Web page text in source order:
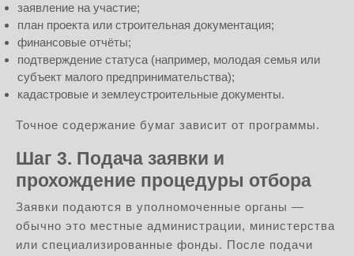
заявление на участие;
план проекта или строительная документация;
финансовые отчёты;
подтверждение статуса (например, молодая семья или
субъект малого предпринимательства);
кадастровые и землеустроительные документы.
Точное содержание бумаг зависит от программы.
Шаг 3. Подача заявки и
прохождение процедуры отбора
Заявки подаются в уполномоченные органы —
обычно это местные администрации, министерства
или специализированные фонды. После подачи